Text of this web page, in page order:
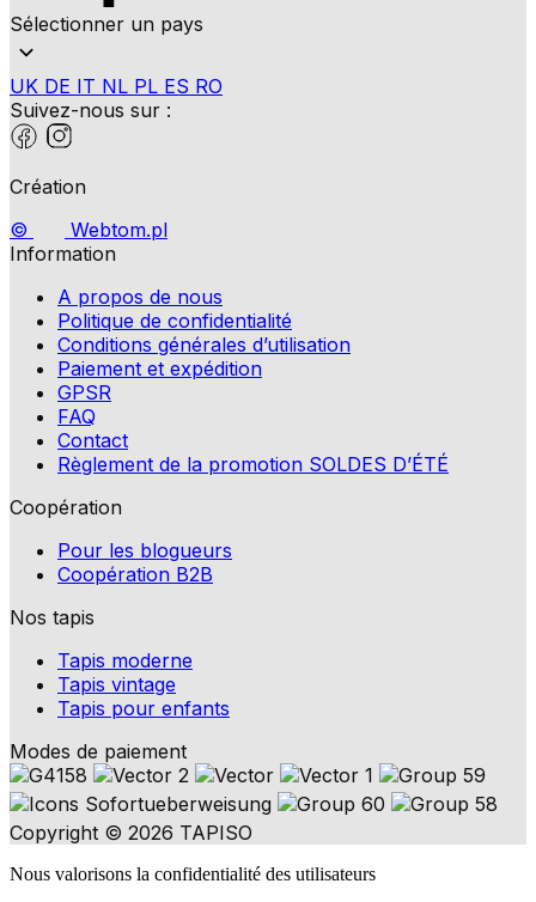
Sélectionner un pays
UK DE IT NL PL ES RO
Suivez-nous sur :
Création
©
Webtom.pl
Information
A propos de nous
Politique de confidentialité
Conditions générales d’utilisation
Paiement et expédition
GPSR
FAQ
Contact
Règlement de la promotion SOLDES D’ÉTÉ
Coopération
Pour les blogueurs
Coopération B2B
Nos tapis
Tapis moderne
Tapis vintage
Tapis pour enfants
Modes de paiement
Copyright © 2026 TAPISO
Nous valorisons la confidentialité des utilisateurs